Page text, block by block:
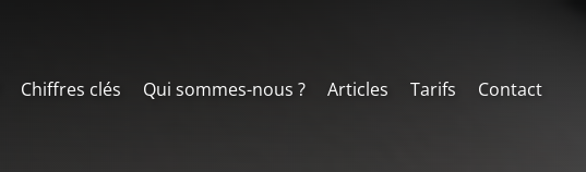
Chiffres clés Qui sommes-nous ? Articles Tarifs Contact